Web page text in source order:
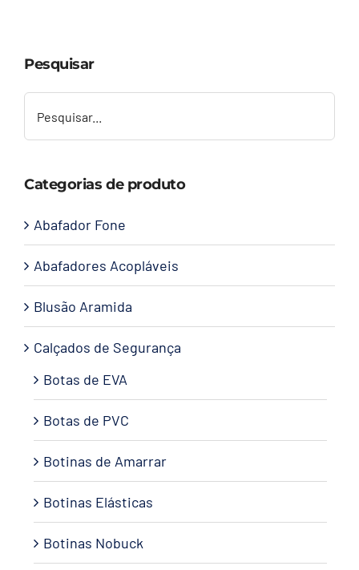
Contato
Pesquisar
Categorias de produto
Abafador Fone
Abafadores Acopláveis
Blusão Aramida
Calçados de Segurança
Botas de EVA
Botas de PVC
Botinas de Amarrar
Botinas Elásticas
Botinas Nobuck